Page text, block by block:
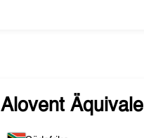
Alovent